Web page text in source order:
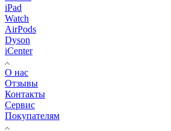
iPad
Watch
AirPods
Dyson
iCenter
О нас
Отзывы
Контакты
Сервис
Покупателям